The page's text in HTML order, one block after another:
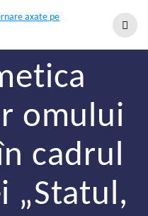
omului
cadrul
„Statul,